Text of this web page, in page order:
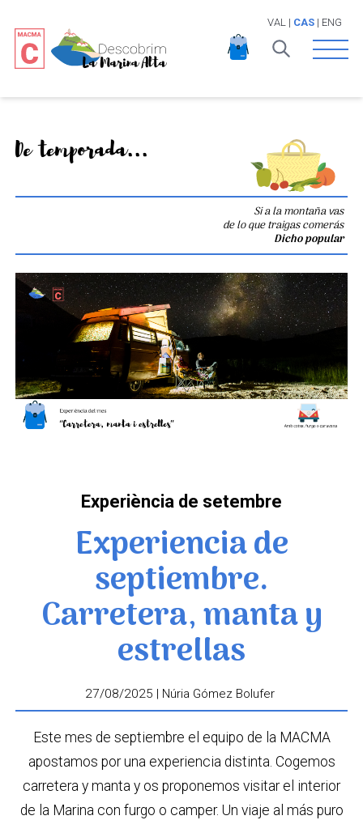
VAL | CAS| ENG
Open
De temporada...
Si a la montaña vas
de lo que traigas comerás
Dicho popular
Experiència de setembre
Experiencia de
septiembre.
Carretera, manta y
estrellas
27/08/2025 | Núria Gómez Bolufer
Este mes de septiembre el equipo de la MACMA
apostamos por una experiencia distinta. Cogemos
carretera y manta y os proponemos visitar el interior
de la Marina con furgo o camper. Un viaje al más puro